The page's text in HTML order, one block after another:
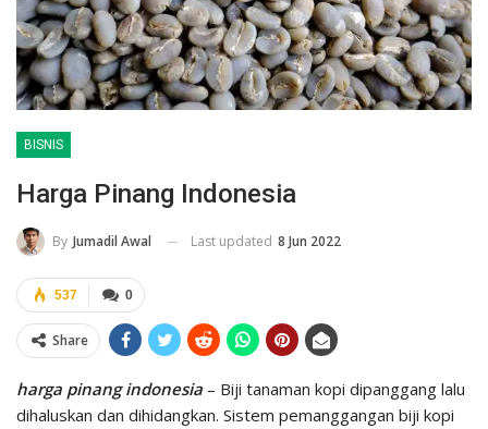
BISNIS
Harga Pinang Indonesia
By Jumadil Awal Last updated 8 Jun 2022
0
537
Share
harga pinang indonesia – Biji tanaman kopi dipanggang lalu
dihaluskan dan dihidangkan. Sistem pemanggangan biji kopi